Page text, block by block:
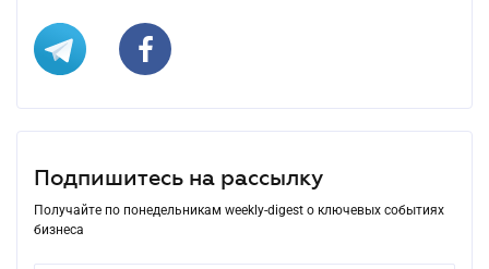
Подпишитесь на рассылку
Получайте по понедельникам weekly-digest о ключевых событиях
бизнеса